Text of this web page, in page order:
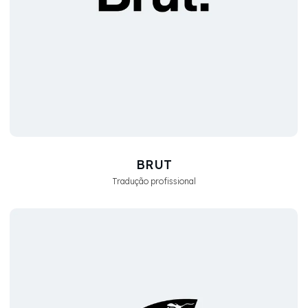
BRUT
Tradução profissional